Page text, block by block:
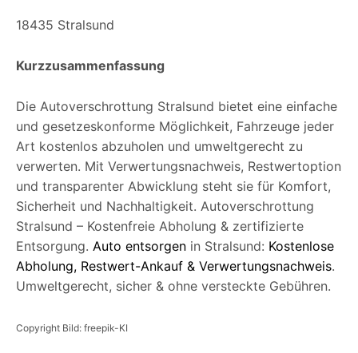
18435 Stralsund
Kurzzusammenfassung
Die Autoverschrottung Stralsund bietet eine einfache
und gesetzeskonforme Möglichkeit, Fahrzeuge jeder
Art kostenlos abzuholen und umweltgerecht zu
verwerten. Mit Verwertungsnachweis, Restwertoption
und transparenter Abwicklung steht sie für Komfort,
Sicherheit und Nachhaltigkeit. Autoverschrottung
Stralsund – Kostenfreie Abholung & zertifizierte
Entsorgung. Auto entsorgen in Stralsund: Kostenlose
Abholung, Restwert-Ankauf & Verwertungsnachweis.
Umweltgerecht, sicher & ohne versteckte Gebühren.
Copyright Bild: freepik-KI